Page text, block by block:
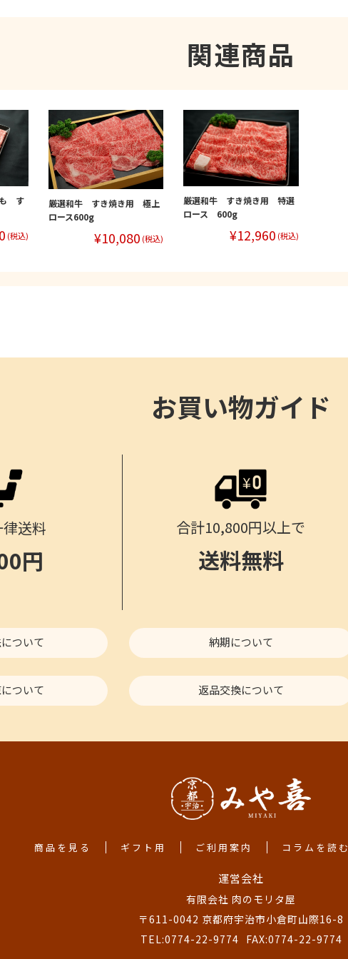
関連商品
も す
(税込)
厳選和牛 すき焼き用 極上
ロース600g
¥10,080 (税込)
厳選和牛 すき焼き用 特選
ロース 600g
¥12,960 (税込)
お買い物ガイド
送料
円
合計10,800円以上で
送料無料
ついて 納期について
ついて 返品交換について
商品を見る ギフト用 ご利用案内 コラムを読む
運営会社
有限会社 肉のモリタ屋
〒611-0042 京都府宇治市小倉町山際16-8
TEL:0774-22-9774 FAX:0774-22-9774